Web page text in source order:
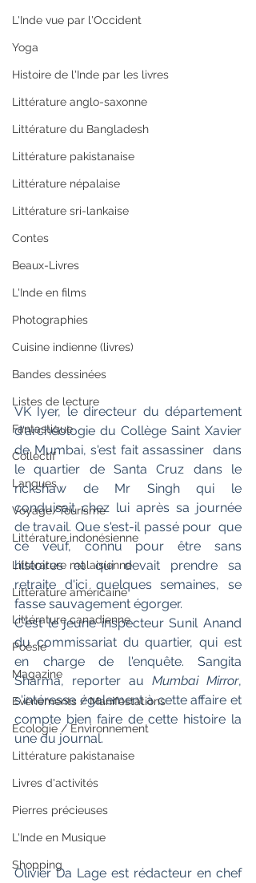
L'Inde vue par l'Occident
Yoga
Histoire de l'Inde par les livres
Littérature anglo-saxonne
Littérature du Bangladesh
Littérature pakistanaise
Littérature népalaise
Littérature sri-lankaise
Contes
Beaux-Livres
L'Inde en films
Photographies
Cuisine indienne (livres)
Bandes dessinées
Listes de lecture
Fantastique
Collectif
Langues
Voyage/Tourisme
Littérature indonésienne
Littérature malaisienne
Littérature américaine
Littérature canadienne
Poésie
Magazine
Evènements / Manifestations
Ecologie / Environnement
Littérature pakistanaise
Livres d'activités
Pierres précieuses
L'Inde en Musique
Shopping
VK Iyer, le directeur du département
d'archéologie du Collège Saint Xavier
de Mumbai, s'est fait assassiner  dans
le quartier de Santa Cruz dans le
rickshaw de Mr Singh qui le
conduisait chez lui après sa journée
de travail. Que s'est-il passé pour  que
ce veuf, connu pour être sans
histoires et qui devait prendre sa
retraite d'ici quelques semaines, se
fasse sauvagement égorger.
C'est le jeune inspecteur Sunil Anand
du commissariat du quartier, qui est
en charge de l'enquête. Sangita
Sharma, reporter au Mumbai Mirror,
s'intéresse également à cette affaire et
compte bien faire de cette histoire la
une du journal.
Olivier Da Lage est rédacteur en chef